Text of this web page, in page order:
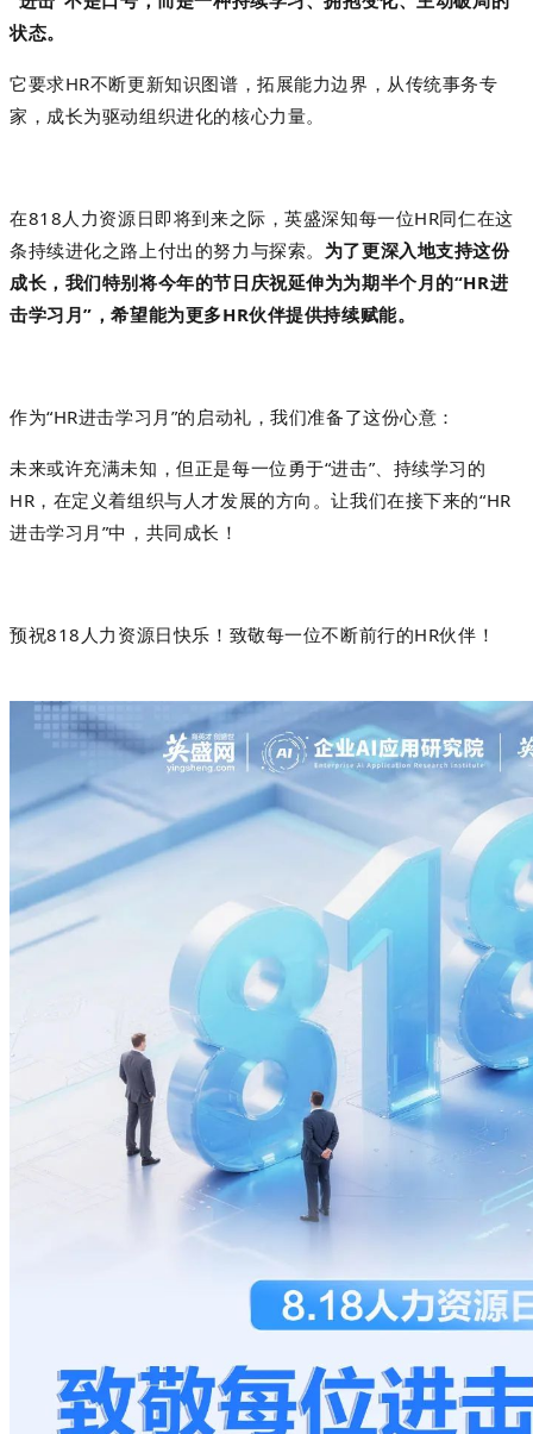
状态。
它要求HR不断更新知识图谱，拓展能力边界，从传统事务专
家，成长为驱动组织进化的核心力量。
在818人力资源日即将到来之际，英盛深知每一位HR同仁在这
条持续进化之路上付出的努力与探索。 为了更深入地支持这份
成长，我们特别将今年的节日庆祝延伸为为期半个月的“HR进
击学习月”，希望能为更多HR伙伴提供持续赋能。
作为“HR进击学习月”的启动礼，我们准备了这份心意：
未来或许充满未知，但正是每一位勇于“进击”、持续学习的
HR，在定义着组织与人才发展的方向。让我们在接下来的“HR
进击学习月”中，共同成长！
预祝818人力资源日快乐！致敬每一位不断前行的HR伙伴！